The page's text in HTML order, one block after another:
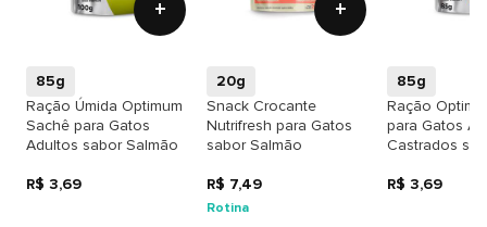
+
85g
Ração Úmida Optimum
Sachê para Gatos
Adultos sabor Salmão
R$ 3,69
+
20g
Snack Crocante
Nutrifresh para Gatos
sabor Salmão
R$ 7,49
Rotina
85g
Ração
para Gatos
Castrados
R$ 3,69